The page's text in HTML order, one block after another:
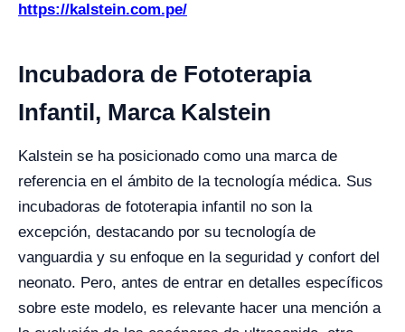
https://kalstein.com.pe/
Incubadora de Fototerapia
Infantil, Marca Kalstein
Kalstein se ha posicionado como una marca de
referencia en el ámbito de la tecnología médica. Sus
incubadoras de fototerapia infantil no son la
excepción, destacando por su tecnología de
vanguardia y su enfoque en la seguridad y confort del
neonato. Pero, antes de entrar en detalles específicos
sobre este modelo, es relevante hacer una mención a